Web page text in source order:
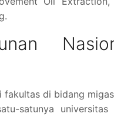
di bidang
satunya universitas